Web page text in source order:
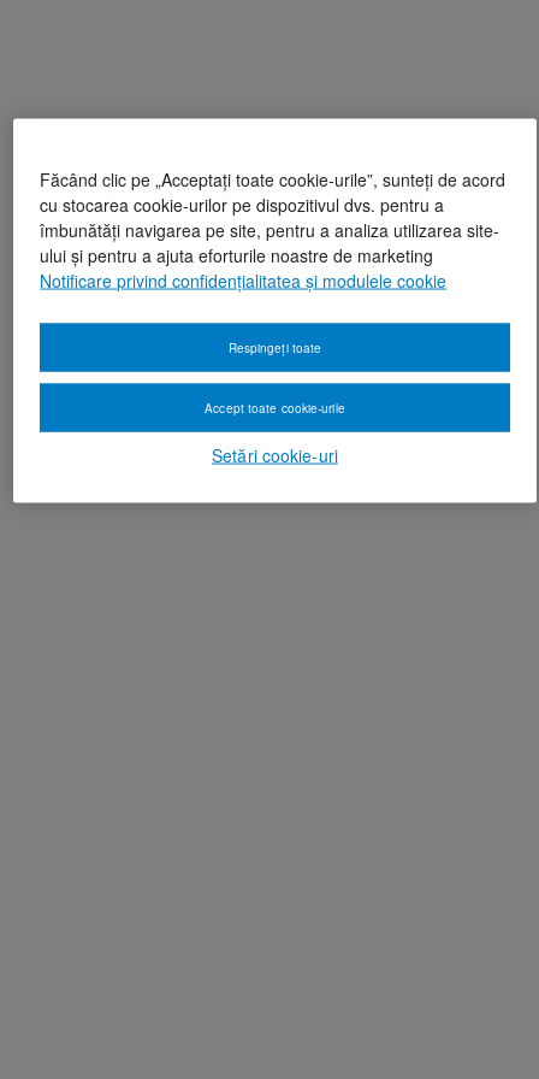
Făcând clic pe „Acceptați toate cookie-urile”, sunteți de acord
cu stocarea cookie-urilor pe dispozitivul dvs. pentru a
îmbunătăți navigarea pe site, pentru a analiza utilizarea site-
ului și pentru a ajuta eforturile noastre de marketing
Notificare privind confidențialitatea și modulele cookie
Setări cookie-uri
Respingeți toate
Accept toate cookie-urile